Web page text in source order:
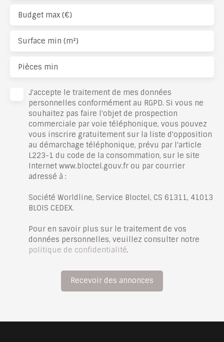
Budget max (€)
Surface min (m²)
Pièces min
J'accepte le traitement de mes données
personnelles conformément au RGPD. Si vous ne
souhaitez pas faire l'objet de prospection
commerciale par voie téléphonique, vous pouvez
vous inscrire gratuitement sur la liste d'opposition
au démarchage téléphonique, prévu par l'article
L223-1 du code de la consommation, sur le site
Internet www.bloctel.gouv.fr ou par courrier
adressé à :
Société Worldline, Service Bloctel, CS 61311, 41013
BLOIS CEDEX.
Pour en savoir plus sur le traitement de vos
données personnelles, veuillez consulter notre
politique de confidentialité.
Recevoir des annonces